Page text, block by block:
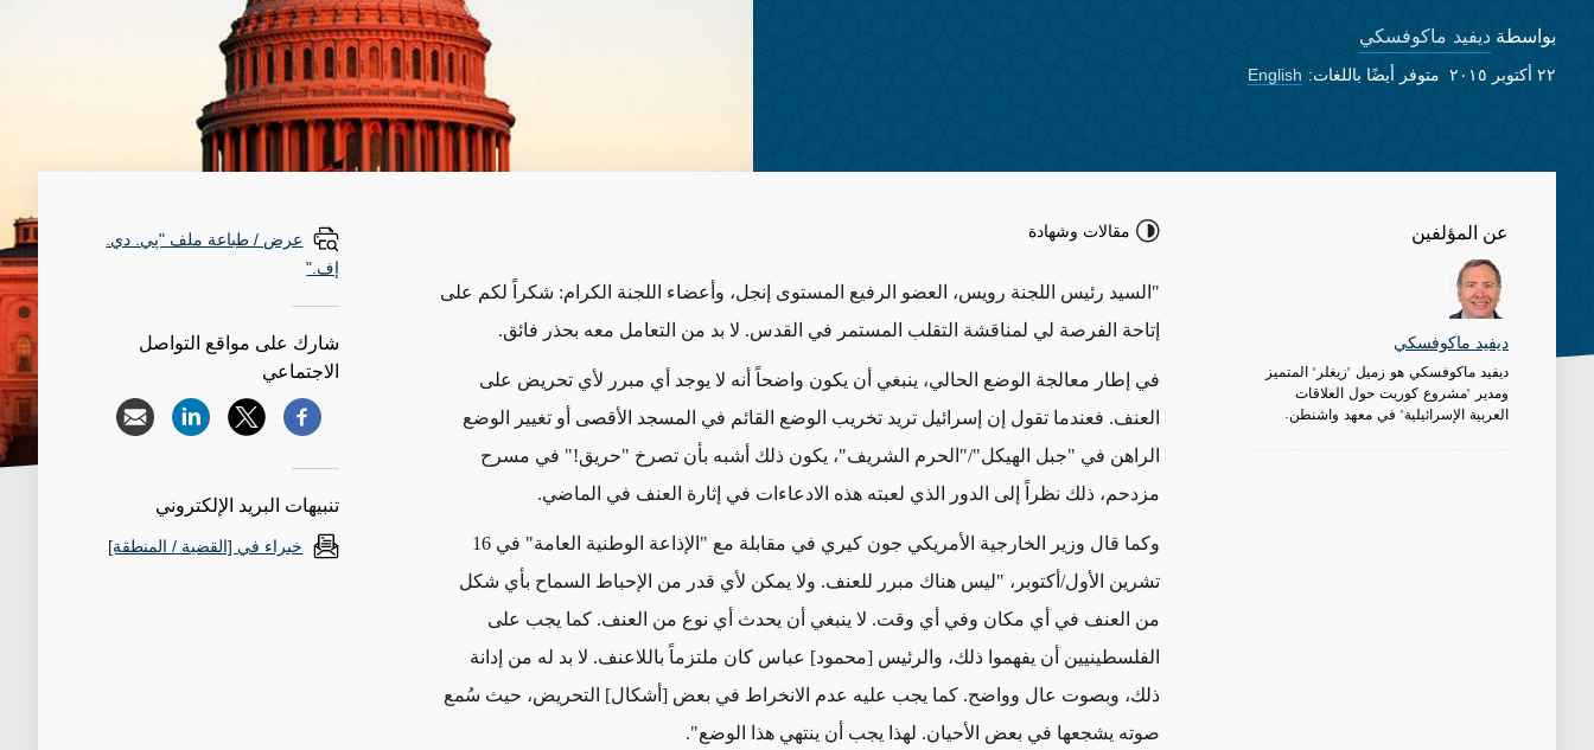
بواسطة ديفيد ماكوفسكي
٢٢ أكتوبر ٢٠١٥ متوفر أيضًا باللغات: English
عن المؤلفين
ديفيد ماكوفسكي
ديفيد ماكوفسكي هو زميل "زيغلر" المتميز
ومدير "مشروع كوريت حول العلاقات
العربية الإسرائيلية" في معهد واشنطن.
مقالات وشهادة
"السيد رئيس اللجنة رويس، العضو الرفيع المستوى إنجل، وأعضاء اللجنة الكرام: شكراً لكم على
إتاحة الفرصة لي لمناقشة التقلب المستمر في القدس. لا بد من التعامل معه بحذر فائق.
في إطار معالجة الوضع الحالي، ينبغي أن يكون واضحاً أنه لا يوجد أي مبرر لأي تحريض على
العنف. فعندما تقول إن إسرائيل تريد تخريب الوضع القائم في المسجد الأقصى أو تغيير الوضع
الراهن في "جبل الهيكل"/"الحرم الشريف"، يكون ذلك أشبه بأن تصرخ "حريق!" في مسرح
مزدحم، ذلك نظراً إلى الدور الذي لعبته هذه الادعاءات في إثارة العنف في الماضي.
وكما قال وزير الخارجية الأمريكي جون كيري في مقابلة مع "الإذاعة الوطنية العامة" في 16
تشرين الأول/أكتوبر، "ليس هناك مبرر للعنف. ولا يمكن لأي قدر من الإحباط السماح بأي شكل
من العنف في أي مكان وفي أي وقت. لا ينبغي أن يحدث أي نوع من العنف. كما يجب على
الفلسطينيين أن يفهموا ذلك، والرئيس [محمود] عباس كان ملتزماً باللاعنف. لا بد له من إدانة
ذلك، وبصوت عال وواضح. كما يجب عليه عدم الانخراط في بعض [أشكال] التحريض، حيث سُمع
صوته يشجعها في بعض الأحيان. لهذا يجب أن ينتهي هذا الوضع".
عرض / طباعة ملف "پي. دي.
إف."
شارك على مواقع التواصل
الاجتماعي
تنبيهات البريد الإلكتروني
خبراء في [القضية / المنطقة]